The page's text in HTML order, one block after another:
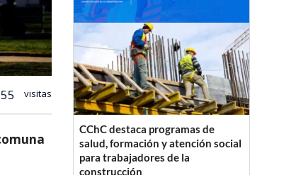
visitas
CChC destaca programas de
salud, formación y atención social
para trabajadores de la
construcción